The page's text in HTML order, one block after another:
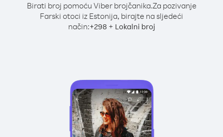
Birati broj pomoću Viber brojčanika.Za pozivanje
Farski otoci iz Estonija, birajte na sljedeći
način:+298 + Lokalni broj